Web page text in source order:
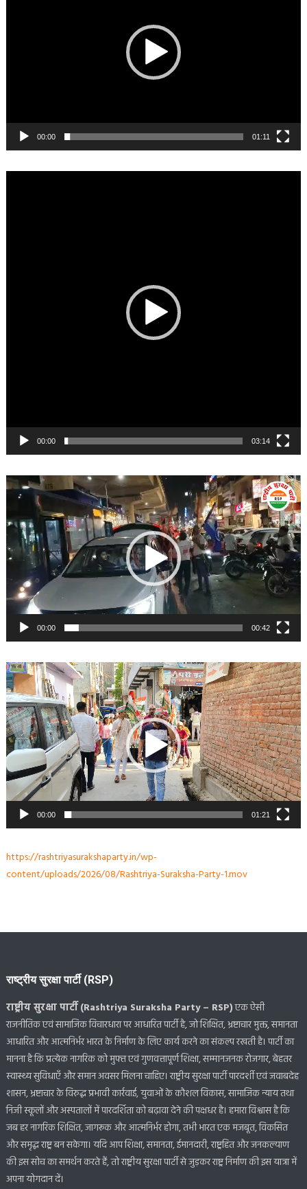
00:00 01:11
00:00 03:14
Video
Player
00:00 00:42
Video
Player
00:00 01:21
https://rashtriyasurakshaparty.in/wp-
content/uploads/2026/08/Rashtriya-Suraksha-Party-1.mov
राष्ट्रीय सुरक्षा पार्टी (RSP)
राष्ट्रीय सुरक्षा पार्टी (Rashtriya Suraksha Party – RSP)एक ऐसी
राजनीतिक एवं सामाजिक विचारधारा पर आधारित पार्टी है, जो शिक्षित, भ्रष्टाचार मुक्त, समानता
आधारित और आत्मनिर्भर भारत के निर्माण के लिए कार्य करने का संकल्प रखती है। पार्टी का
मानना है कि प्रत्येक नागरिक को मुफ्त एवं गुणवत्तापूर्ण शिक्षा, सम्मानजनक रोजगार, बेहतर
स्वास्थ्य सुविधाएँ और समान अवसर मिलना चाहिए। राष्ट्रीय सुरक्षा पार्टी पारदर्शी एवं जवाबदेह
शासन, भ्रष्टाचार के विरुद्ध प्रभावी कार्रवाई, युवाओं के कौशल विकास, सामाजिक न्याय तथा
निजी स्कूलों और अस्पतालों में पारदर्शिता को बढ़ावा देने की पक्षधर है। हमारा विश्वास है कि
जब हर नागरिक शिक्षित, जागरूक और आत्मनिर्भर होगा, तभी भारत एक मजबूत, विकसित
और समृद्ध राष्ट्र बन सकेगा। यदि आप शिक्षा, समानता, ईमानदारी, राष्ट्रहित और जनकल्याण
की इस सोच का समर्थन करते हैं, तो राष्ट्रीय सुरक्षा पार्टी से जुड़कर राष्ट्र निर्माण की इस यात्रा में
अपना योगदान दें।